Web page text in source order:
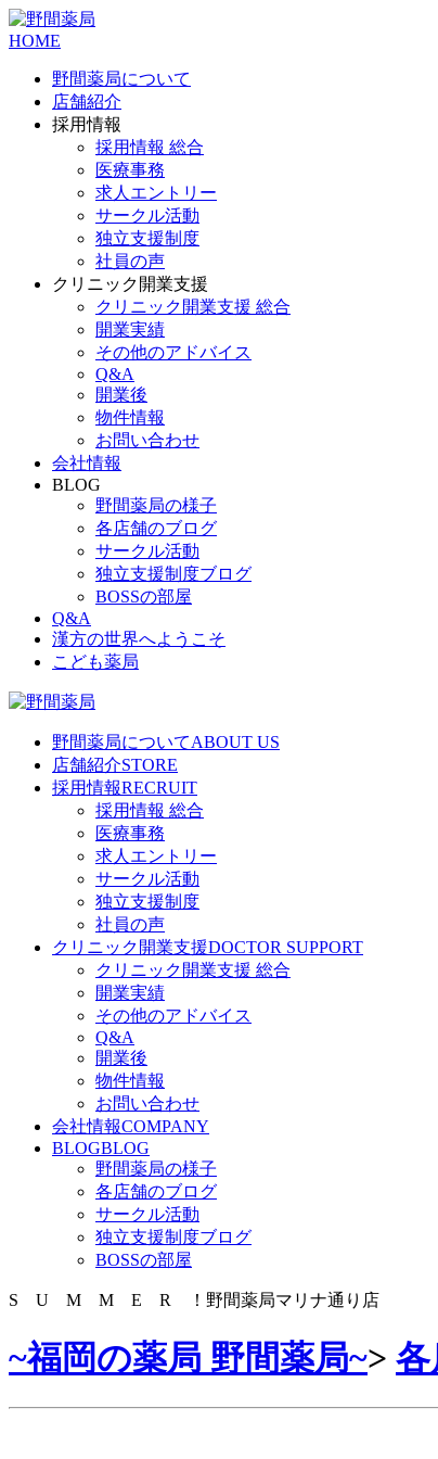
HOME
野間薬局について
店舗紹介
採用情報
採用情報 総合
医療事務
求人エントリー
サークル活動
独立支援制度
社員の声
クリニック開業支援
クリニック開業支援 総合
開業実績
その他のアドバイス
Q&A
開業後
物件情報
お問い合わせ
会社情報
BLOG
野間薬局の様子
各店舗のブログ
サークル活動
独立支援制度ブログ
BOSSの部屋
Q&A
漢方の世界へようこそ
こども薬局
野間薬局についてABOUT US
店舗紹介STORE
採用情報RECRUIT
採用情報 総合
医療事務
求人エントリー
サークル活動
独立支援制度
社員の声
クリニック開業支援DOCTOR SUPPORT
クリニック開業支援 総合
開業実績
その他のアドバイス
Q&A
開業後
物件情報
お問い合わせ
会社情報COMPANY
BLOGBLOG
野間薬局の様子
各店舗のブログ
サークル活動
独立支援制度ブログ
BOSSの部屋
S U M M E R ！野間薬局マリナ通り店
~福岡の薬局 野間薬局~>